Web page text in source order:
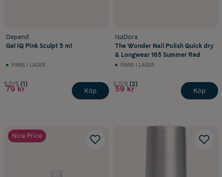
Depend
Gel iQ Pink Sculpt 5 ml
FINNS I LAGER
5.0/5 (1)
79 kr Köp
IsaDora
The Wonder Nail Polish Quick dry
& Longwear 163 Summer Red
FINNS I LAGER
5.0/5 (2)
59 kr Köp
Nice Price